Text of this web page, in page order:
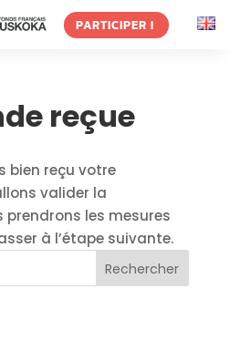
PARTICIPER !
reçue
bien reçu votre
valider la
les mesures
à l’étape suivante.